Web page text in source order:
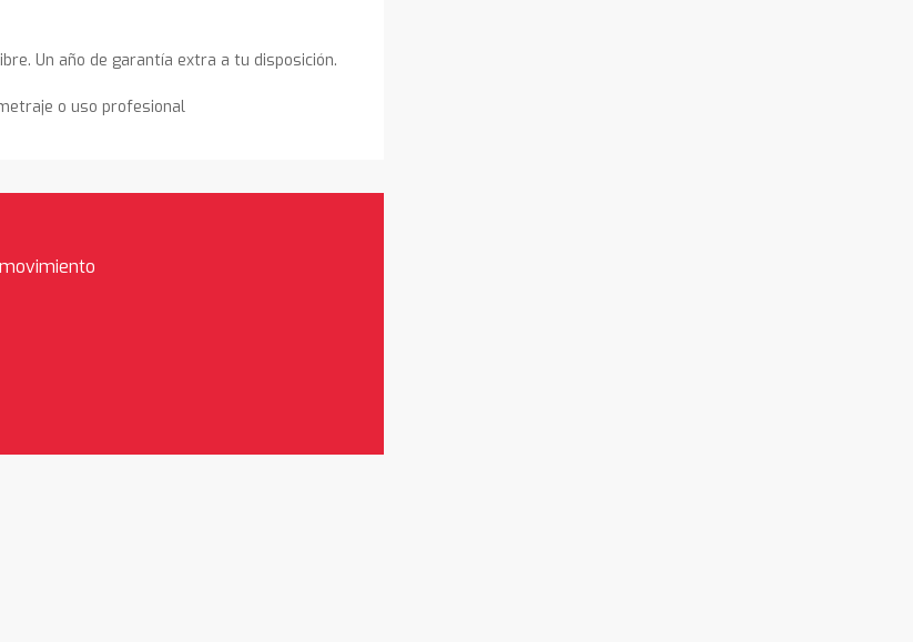
Un año de garantía extra a tu disposición.
o uso profesional